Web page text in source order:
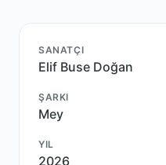
SANATÇI
Elif Buse Doğan
ŞARKI
Mey
YIL
2026